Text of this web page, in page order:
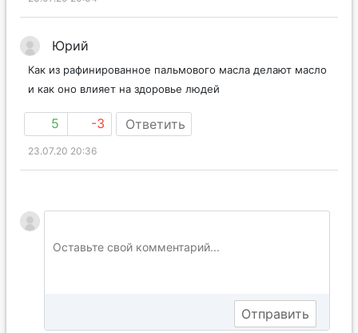
23.07.20 20:34
Юрий
Как из рафинированное пальмового масла делают масло
5 -3 Ответить
23.07.20 20:36